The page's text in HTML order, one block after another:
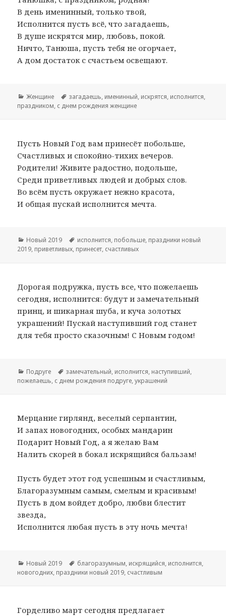
В день именинный, только твой,
Исполнится пусть всё, что загадаешь,
В душе искрятся мир, любовь, покой.
Ничто, Танюша, пусть тебя не огорчает,
А дом достаток с счастьем освещают.
Рубрики
Женщине Метки
загадаешь, именинный, искрятся, исполнится,
праздником, с днем рождения женщине
Пусть Новый Год вам принесёт побольше,
Счастливых и спокойно-тихих вечеров.
Родители! Живите радостно, подольше,
Среди приветливых людей и добрых слов.
Во всём пусть окружает нежно красота,
И общая пускай исполнится мечта.
Рубрики
Новый 2019 Метки
исполнится, побольше, праздники новый
2019, приветливых, принесет, счастливых
Дорогая подружка, пусть все, что пожелаешь
сегодня, исполнится: будут и замечательный
принц, и шикарная шуба, и куча золотых
украшений! Пускай наступивший год станет
для тебя просто сказочным! С Новым годом!
Рубрики
Подруге Метки
замечательный, исполнится, наступивший,
пожелаешь, с днем рождения подруге,украшений
Мерцание гирлянд, веселый серпантин,
И запах новогодних, особых мандарин
Подарит Новый Год, а я желаю Вам
Налить скорей в бокал искрящийся бальзам!
Пусть будет этот год успешным и счастливым,
Благоразумным самым, смелым и красивым!
Пусть в дом войдет добро, любви блестит
звезда,
Исполнится любая пусть в эту ночь мечта!
Рубрики
Новый 2019 Метки
благоразумным, искрящийся, исполнится,
новогодних, праздники новый 2019, счастливым
Горделиво март сегодня предлагает